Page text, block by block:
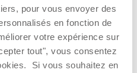
pour vous envoyer des
en fonction de
votre expérience sur
tout", vous consentez
Si vous souhaitez en
AJOUTER